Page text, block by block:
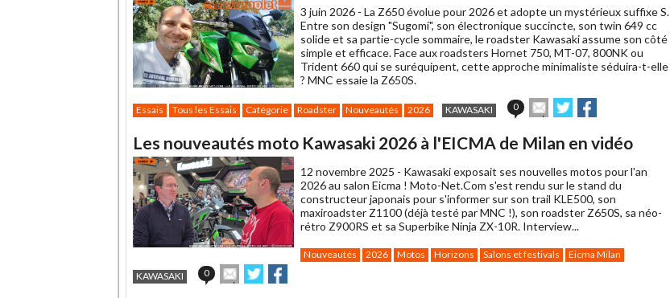
ami
3 juin 2026 - La Z650 évolue pour 2026 et adopte un mystérieux suffixe S.
Entre son design "Sugomi", son électronique succincte, son twin 649 cc
solide et sa partie-cycle sommaire, le roadster Kawasaki assume son côté
simple et efficace. Face aux roadsters Hornet 750, MT-07, 800NK ou
Trident 660 qui se suréquipent, cette approche minimaliste séduira-t-elle
? MNC essaie la Z650S.
Essais Tous les Essais Catégorie Roadster Nouveautés 2026 KAWASAKI 0
Envoyer
cet
à
ami
Partager
sur sur
Les nouveautés moto Kawasaki 2026 à l'EICMA de Milan en vidéo
12 novembre 2025 - Kawasaki exposait ses nouvelles motos pour l'an
2026 au salon Eicma ! Moto-Net.Com s'est rendu sur le stand du
constructeur japonais pour s'informer sur son trail KLE500, son
maxiroadster Z1100 (déjà testé par MNC !), son roadster Z650S, sa néo-
rétro Z900RS et sa Superbike Ninja ZX-10R. Interview...
Nouveautés 2026 Motos Horizons Salons et festivals
Eicma Milan
KAWASAKI
0
Envoyer
cet
Partager
sur sur